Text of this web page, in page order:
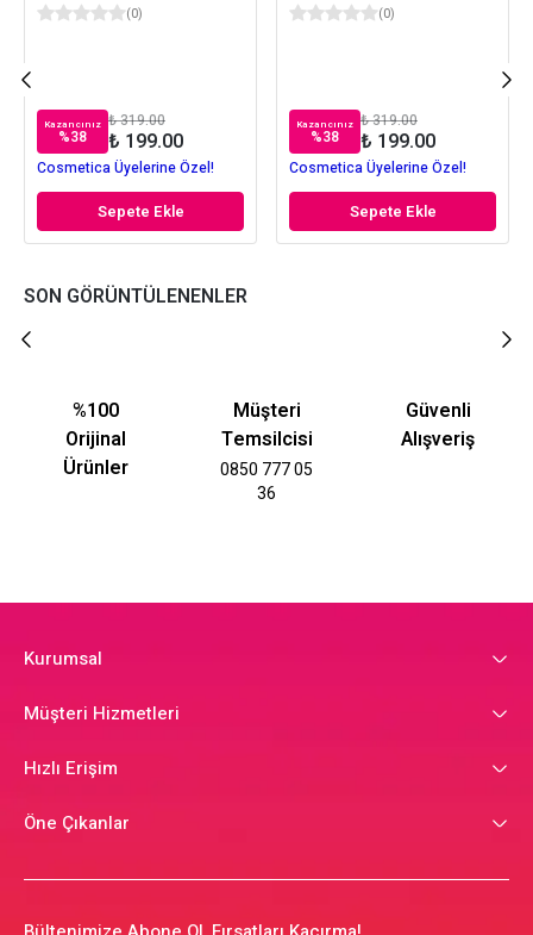
(0)
Kazancınız
%38
₺ 319.00
₺ 199.00
Cosmetica Üyelerine Özel!
Sepete Ekle
(0)
Kazancınız
%38
₺ 319.00
₺ 199.00
Cosmetica Üyelerine Özel!
Sepete Ekle
SON GÖRÜNTÜLENENLER
%100
Orijinal
Ürünler
Müşteri
Temsilcisi
0850 777 05
36
Güvenli
Alışveriş
Kurumsal
Müşteri Hizmetleri
Hızlı Erişim
Öne Çıkanlar